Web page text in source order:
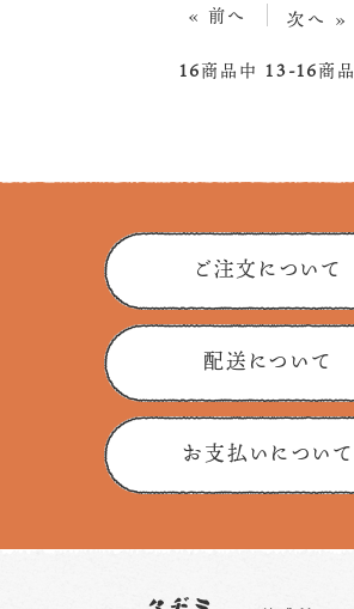
« 前へ 次へ »
16商品中 13-16商品
ご注文について
配送について
お支払いについて